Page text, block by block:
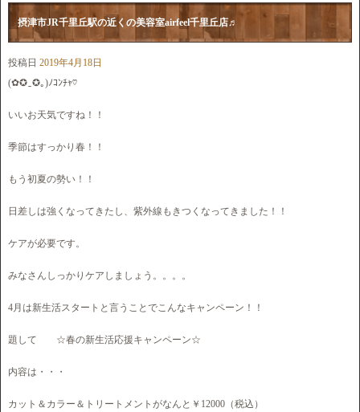
摂津市JR千里丘駅の近くの美容室airfeel千里丘店♬
投稿日 2019年4月18日
(✿✪‿✪｡)ﾉｺﾝﾁｬ♡
いいお天気ですね！！
季節はすっかり春！！
もう初夏の勢い！！
日差しは強くなってきたし、紫外線もきつくなってきました！！
ケアが必要です。
みなさんしっかりケアしましょう。。。。
4月は新生活スタートと言うことでこんなキャンペーン！！
題して ☆春の新生活応援キャンペーン☆
内容は・・・
カット＆カラー＆トリートメントがなんと￥12000（税込）